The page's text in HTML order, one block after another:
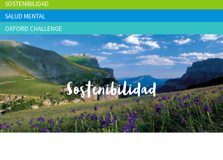
SOSTENIBILIDAD
SALUD MENTAL
OXFORD CHALLENGE
Sostenibilidad